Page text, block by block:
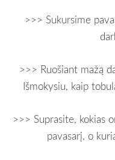
>>> Sukursime
>>> Ruošiant mažą
Išmokysiu, kaip
>>> Suprasite, kokias
pavasarį, o